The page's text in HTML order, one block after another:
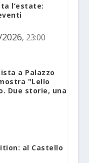
l’estate:
, 23:00
a Palazzo
"Lello
Due storie, una
al Castello